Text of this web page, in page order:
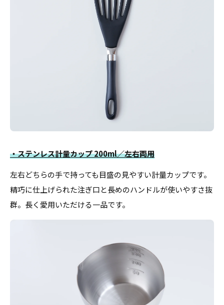
・ステンレス計量カップ 200ml／左右両用
左右どちらの手で持っても目盛の見やすい計量カップです。
精巧に仕上げられた注ぎ口と長めのハンドルが使いやすさ抜
群。長く愛用いただける一品です。